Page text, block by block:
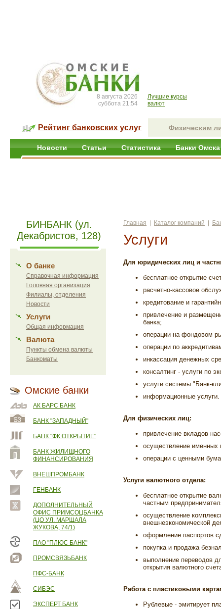
8 августа 2026
суббота 21:54
Лучшие курсы
валют
Рейтинг банковских услуг Физическим
Новости Статьи Статистика Банки Омска
БИНБАНК (ул.
Декабристов, 128)
О банке
Справочная информация
Головная организация
Филиалы, отделения
Новости
Услуги
Общая информация
Валюта
Пункты обмена валюты
Банкоматы
Омские банки
АК БАРС БАНК
БАНК "ЗАПАДНЫЙ"
БАНК "ФК ОТКРЫТИЕ"
БАНК ЖИЛИЩНОГО
ФИНАНСИРОВАНИЯ
ВНЕШПРОМБАНК
ГЕНБАНК
ДОПОЛНИТЕЛЬНЫЙ
ОФИС ПРИМСОЦБАНКА
(ЦО УЛ. МАРШАЛА
ЖУКОВА, 74/1)
ПАО "ПЛЮС БАНК"
ПРОМСВЯЗЬБАНК
ПФС-БАНК
СИБЭС
ЭКСПЕРТ БАНК
Главная Каталог компаний
Услуги
Для юридических лиц и
бесплатное открытие
расчетно-кассовое
кредитование и
привлечение и
банка;
операции на фондовом
операции по
инкассация денежных
консалтинг - услуги по
услуги системы "Банк-
информационные услуги.
Для физических лиц:
привлечение вкладов
осуществление именных
операции с ценными
Услуги валютного отдела:
бесплатное открытие
частным
осуществление
внешнеэкономической
оформление паспортов
покупка и продажа
выполнение переводов
открытия валютного
Работа с пластиковыми
Рублевые - эмитирует